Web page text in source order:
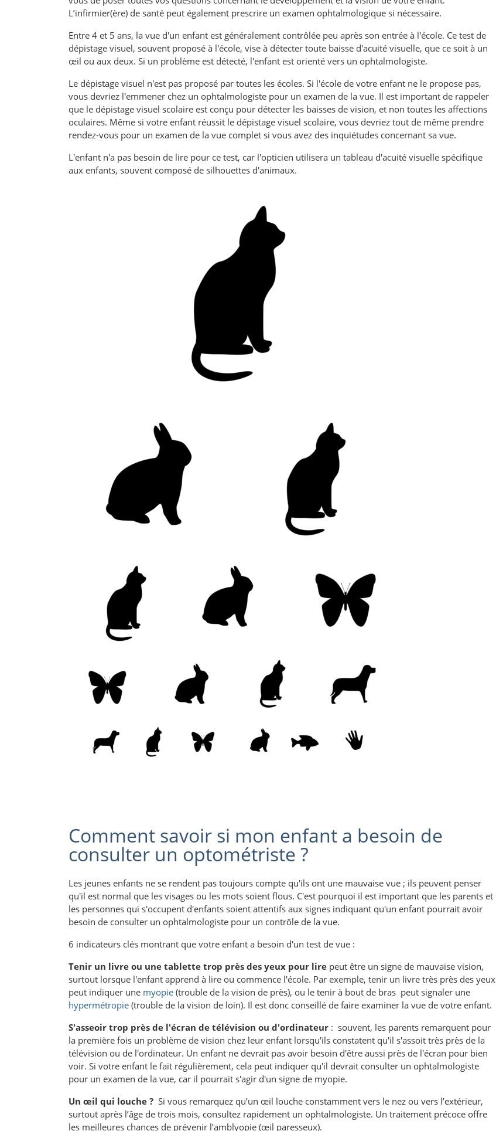
L’infirmier(ère) de santé peut également prescrire un examen ophtalmologique si nécessaire.
Entre 4 et 5 ans, la vue d'un enfant est généralement contrôlée peu après son entrée à l'école. Ce test de
dépistage visuel, souvent proposé à l'école, vise à détecter toute baisse d'acuité visuelle, que ce soit à un
œil ou aux deux. Si un problème est détecté, l'enfant est orienté vers un ophtalmologiste.
Le dépistage visuel n'est pas proposé par toutes les écoles. Si l'école de votre enfant ne le propose pas,
vous devriez l'emmener chez un ophtalmologiste pour un examen de la vue. Il est important de rappeler
que le dépistage visuel scolaire est conçu pour détecter les baisses de vision, et non toutes les affections
oculaires. Même si votre enfant réussit le dépistage visuel scolaire, vous devriez tout de même prendre
rendez-vous pour un examen de la vue complet si vous avez des inquiétudes concernant sa vue.
L'enfant n'a pas besoin de lire pour ce test, car l'opticien utilisera un tableau d'acuité visuelle spécifique
aux enfants, souvent composé de silhouettes d'animaux.
Comment savoir si mon enfant a besoin de
consulter un optométriste ?
Les jeunes enfants ne se rendent pas toujours compte qu'ils ont une mauvaise vue ; ils peuvent penser
qu'il est normal que les visages ou les mots soient flous. C'est pourquoi il est important que les parents et
les personnes qui s'occupent d'enfants soient attentifs aux signes indiquant qu'un enfant pourrait avoir
besoin de consulter un ophtalmologiste pour un contrôle de la vue.
6 indicateurs clés montrant que votre enfant a besoin d'un test de vue :
Tenir un livre ou une tablette trop près des yeux pour lire peut être un signe de mauvaise vision,
surtout lorsque l'enfant apprend à lire ou commence l'école. Par exemple, tenir un livre très près des yeux
peut indiquer une myopie (trouble de la vision de près), ou le tenir à bout de bras peut signaler une
hypermétropie (trouble de la vision de loin). Il est donc conseillé de faire examiner la vue de votre enfant.
S'asseoir trop près de l'écran de télévision ou d'ordinateur : souvent, les parents remarquent pour
la première fois un problème de vision chez leur enfant lorsqu'ils constatent qu'il s'assoit très près de la
télévision ou de l'ordinateur. Un enfant ne devrait pas avoir besoin d'être aussi près de l'écran pour bien
voir. Si votre enfant le fait régulièrement, cela peut indiquer qu'il devrait consulter un ophtalmologiste
pour un examen de la vue, car il pourrait s'agir d'un signe de myopie.
Un œil qui louche ? Si vous remarquez qu’un œil louche constamment vers le nez ou vers l’extérieur,
surtout après l’âge de trois mois, consultez rapidement un ophtalmologiste. Un traitement précoce offre
les meilleures chances de prévenir l’amblyopie (œil paresseux).